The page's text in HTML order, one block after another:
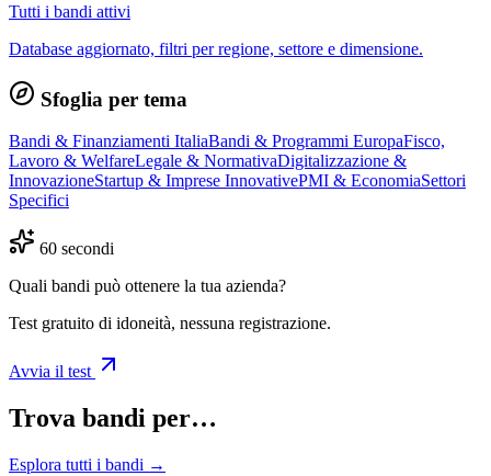
Tutti i bandi attivi
Database aggiornato, filtri per regione, settore e dimensione.
Sfoglia per tema
Bandi & Finanziamenti ItaliaBandi & Programmi EuropaFisco,
Lavoro & WelfareLegale & NormativaDigitalizzazione &
InnovazioneStartup & Imprese InnovativePMI & EconomiaSettori
Specifici
60 secondi
Quali bandi può ottenere la tua azienda?
Test gratuito di idoneità, nessuna registrazione.
Avvia il test
Trova bandi per…
Esplora tutti i bandi →